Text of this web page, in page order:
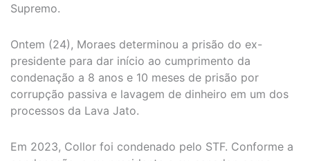
Supremo.
Ontem (24), Moraes determinou a prisão do ex-
presidente para dar início ao cumprimento da
condenação a 8 anos e 10 meses de prisão por
corrupção passiva e lavagem de dinheiro em um dos
processos da Lava Jato.
Em 2023, Collor foi condenado pelo STF. Conforme a